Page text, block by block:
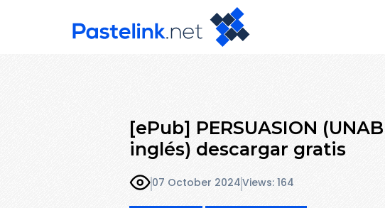
[ePub] PERSUASION
inglés) descargar gratis
07 October 2024Views: 164